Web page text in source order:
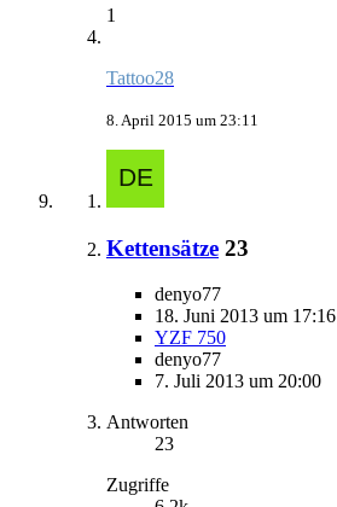
1
Tattoo28
8. April 2015 um 23:11
Kettensätze 23
denyo77
18. Juni 2013 um 17:16
YZF 750
denyo77
7. Juli 2013 um 20:00
Antworten
23
Zugriffe